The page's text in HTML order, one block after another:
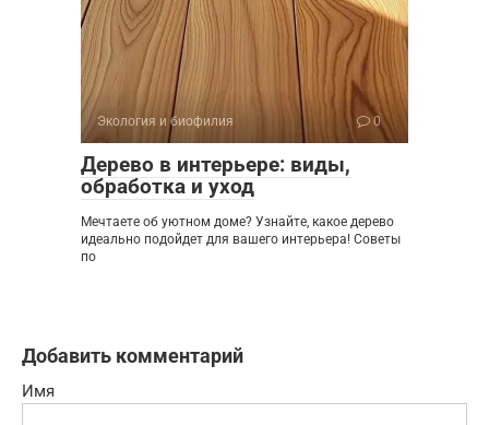
Экология и биофилия 0
Дерево в интерьере: виды,
обработка и уход
Мечтаете об уютном доме? Узнайте, какое дерево
идеально подойдет для вашего интерьера! Советы
по
Добавить комментарий
Имя